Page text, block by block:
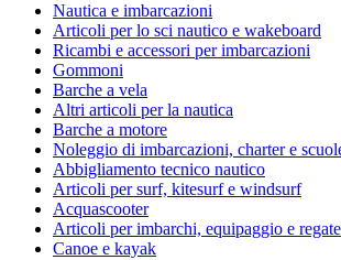
Nautica e imbarcazioni
Articoli per lo sci nautico e wakeboard
Ricambi e accessori per imbarcazioni
Gommoni
Barche a vela
Altri articoli per la nautica
Barche a motore
Noleggio di imbarcazioni, charter e
Abbigliamento tecnico nautico
Articoli per surf, kitesurf e windsurf
Acquascooter
Articoli per imbarchi, equipaggio e regate
Canoe e kayak